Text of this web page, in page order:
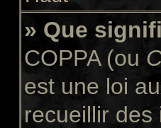
» Que
COPPA (ou
est une loi
recueillir